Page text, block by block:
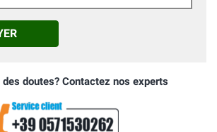
doutes? Contactez nos experts